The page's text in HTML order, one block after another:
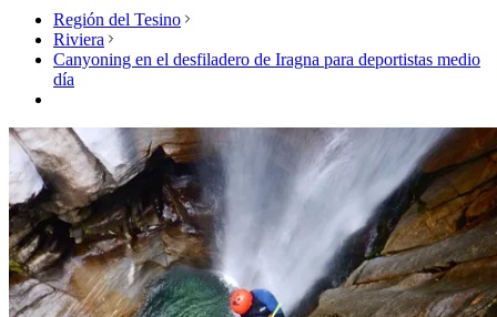
Región del Tesino
Riviera
Canyoning en el desfiladero de Iragna para deportistas medio
día